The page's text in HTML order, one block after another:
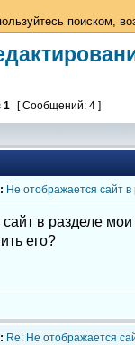
поиском,
1 [ Сообщений: 4 ]
Не отображается сайт
в разделе
его?
Re: Не отображается